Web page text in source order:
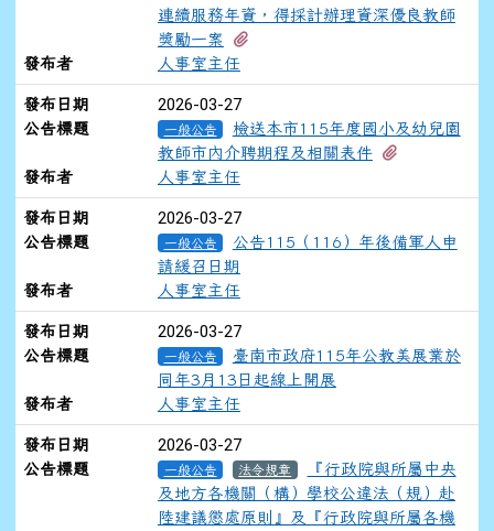
連續服務年資，得採計辦理資深優良教師
獎勵一案
發布者
人事室主任
發布日期 2026-03-27
公告標題 一般公告
檢送本市115年度國小及幼兒園
教師市內介聘期程及相關表件
發布者
人事室主任
發布日期 2026-03-27
公告標題 一般公告
公告115（116）年後備軍人申
請緩召日期
發布者
人事室主任
發布日期 2026-03-27
公告標題 一般公告
臺南市政府115年公教美展業於
同年3月13日起線上開展
發布者
人事室主任
發布日期 2026-03-27
公告標題 一般公告 法令規章
『行政院與所屬中央
及地方各機關（構）學校公違法（規）赴
陸建議懲處原則』及『行政院與所屬各機